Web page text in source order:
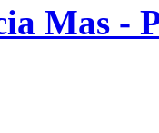
Mas -